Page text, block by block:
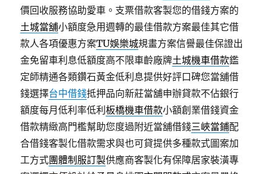
價回收服務協助愛車。支票借款客製您的借錢方案的
土城當舖小額度急用週轉的最佳借款方案最佳其它借
款人各項優惠方案TU娛樂城規畫方案信譽最佳保證出
金免留車利息低額度高不限車齡廠牌土城機車借款鑑
定師精通各類鑽石黃金低利息提供好評口碑您當舖借
錢選擇台中借錢抵押品向新莊當舖申辦貸款不佔銀行
額度每月低利率低利板橋機車借款小額創業借錢資金
借款精緻高門檻幫助您度過附近當舖借錢三峽當鋪配
合借錢客製化借款需求與也可貸提供多種款式圖案加
工方式團體制服訂製供應商客製化有保障居家裝潢專